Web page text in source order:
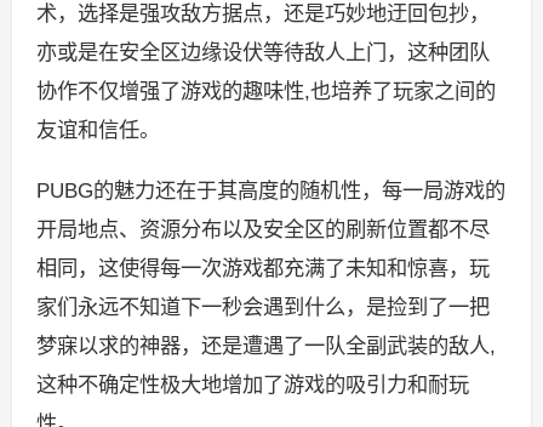
术，选择是强攻敌方据点，还是巧妙地迂回包抄，
亦或是在安全区边缘设伏等待敌人上门，这种团队
协作不仅增强了游戏的趣味性,也培养了玩家之间的
友谊和信任。
PUBG的魅力还在于其高度的随机性，每一局游戏的
开局地点、资源分布以及安全区的刷新位置都不尽
相同，这使得每一次游戏都充满了未知和惊喜，玩
家们永远不知道下一秒会遇到什么，是捡到了一把
梦寐以求的神器，还是遭遇了一队全副武装的敌人,
这种不确定性极大地增加了游戏的吸引力和耐玩